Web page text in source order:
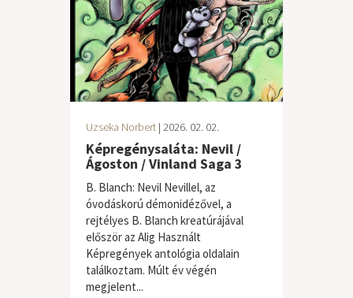
Uzseka Norbert | 2026. 02. 02.
Képregénysaláta: Nevil /
Ágoston / Vinland Saga 3
B. Blanch: Nevil Nevillel, az
óvodáskorú démonidézővel, a
rejtélyes B. Blanch kreatúrájával
először az Alig Használt
Képregények antológia oldalain
találkoztam. Múlt év végén
megjelent...